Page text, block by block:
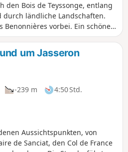
den Bois de Teyssonge, entlang
ländliche Landschaften.
Benonnières vorbei. Ein schöner
Keine besonderen
sehr angenehm, auch wenn er
Stellen schlammig sein
um Jasseron
-239 m
4:50 Std.
Aussichtspunkten, von
de Sanciat, den Col de France